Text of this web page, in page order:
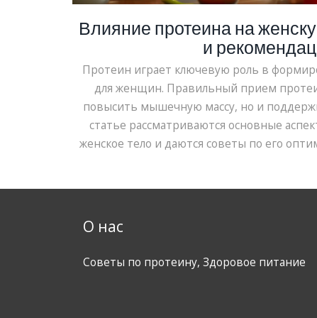
Влияние протеина на
и
Протеин играет ключевую роль в
для женщин. Правильный прием
повысить мышечную массу, но и
статье рассматриваются основные
женское тело и даются советы по его
О нас
Советы по протеину, Здоровое питание